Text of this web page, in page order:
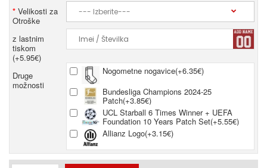
Velikosti za
Otroške
z lastnim
tiskom
(+5.95€)
Druge
možnosti
Nogometne nogavice(+6.35€)
Bundesliga Champions 2024-25
Patch(+3.85€)
UCL Starball 6 Times Winner + UEFA
Foundation 10 Years Patch Set(+5.55€)
Allianz Logo(+3.15€)